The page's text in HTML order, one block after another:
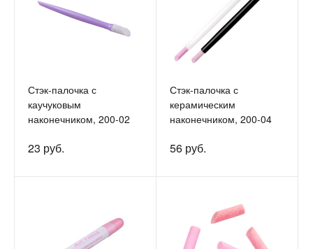
Стэк-палочка с
каучуковым
наконечником, 200-02
23 руб.
Стэк-палочка с
керамическим
наконечником, 200-04
56 руб.